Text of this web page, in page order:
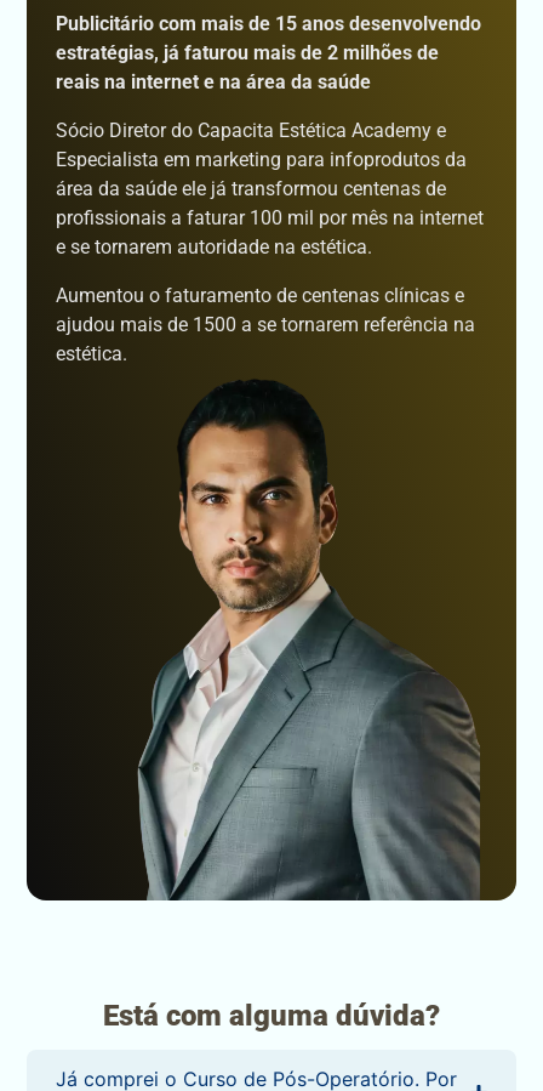
Publicitário com mais de 15 anos desenvolvendo
estratégias, já faturou mais de 2 milhões de
reais na internet e na área da saúde
Sócio Diretor do Capacita Estética Academy e
Especialista em marketing para infoprodutos da
área da saúde ele já transformou centenas de
profissionais a faturar 100 mil por mês na internet
e se tornarem autoridade na estética.
Aumentou o faturamento de centenas clínicas e
ajudou mais de 1500 a se tornarem referência na
estética.
Está com alguma dúvida?
Já comprei o Curso de Pós-Operatório. Por